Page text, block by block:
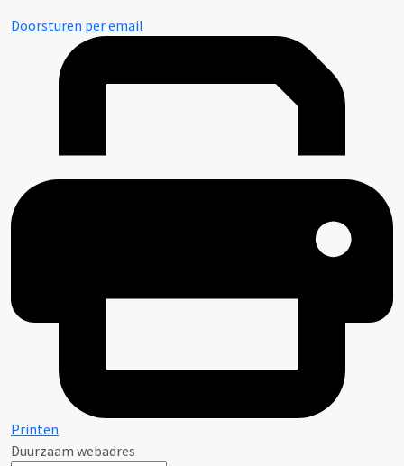
Doorsturen per email
Printen
Duurzaam webadres